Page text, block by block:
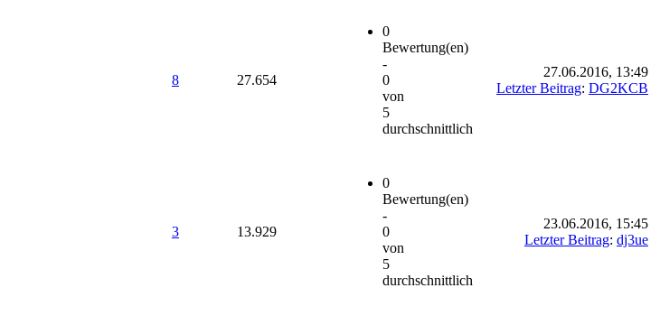
8 27.654
0
Bewertung(en)
-
0
von
5
durchschnittlich
27.06.2016, 13:49
Letzter Beitrag: DG2KCB
3 13.929
0
Bewertung(en)
-
0
von
5
durchschnittlich
23.06.2016, 15:45
Letzter Beitrag: dj3ue